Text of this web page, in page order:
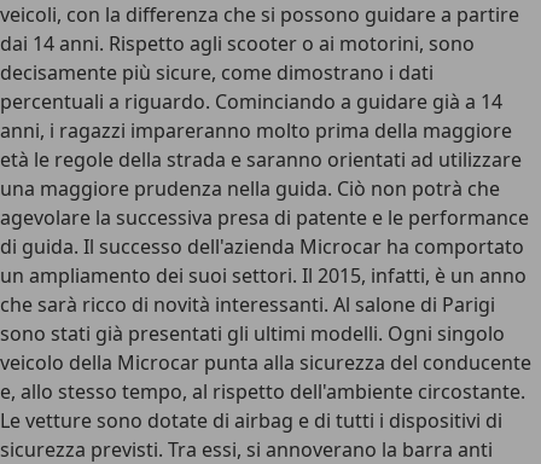
veicoli, con la differenza che si possono guidare a partire
dai 14 anni. Rispetto agli scooter o ai motorini, sono
decisamente più sicure, come dimostrano i dati
percentuali a riguardo. Cominciando a guidare già a 14
anni, i ragazzi impareranno molto prima della maggiore
età le regole della strada e saranno orientati ad utilizzare
una maggiore prudenza nella guida. Ciò non potrà che
agevolare la successiva presa di patente e le performance
di guida. Il successo dell'azienda Microcar ha comportato
un ampliamento dei suoi settori. Il 2015, infatti, è un anno
che sarà ricco di novità interessanti. Al salone di Parigi
sono stati già presentati gli ultimi modelli. Ogni singolo
veicolo della Microcar punta alla sicurezza del conducente
e, allo stesso tempo, al rispetto dell'ambiente circostante.
Le vetture sono dotate di airbag e di tutti i dispositivi di
sicurezza previsti. Tra essi, si annoverano la barra anti